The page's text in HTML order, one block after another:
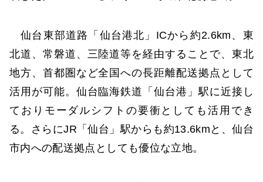
仙台東部道路「仙台港北」ICから約2.6km、東
北道、常磐道、三陸道等を経由することで、東北
地方、首都圏など全国への長距離配送拠点として
活用が可能。仙台臨海鉄道「仙台港」駅に近接し
ておりモーダルシフトの要衝としても活用でき
る。さらにJR「仙台」駅からも約13.6kmと、仙台
市内への配送拠点としても優位な立地。